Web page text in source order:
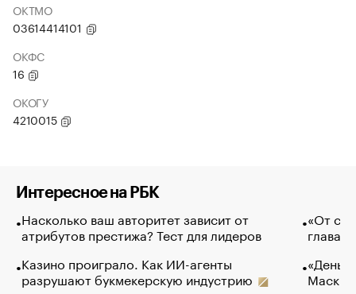
ОКТМО
03614414101
ОКФС
16
ОКОГУ
4210015
Интересное на РБК
Насколько ваш авторитет зависит от
атрибутов престижа? Тест для лидеров
Казино проиграло. Как ИИ-агенты
разрушают букмекерскую индустрию
«От
глава
Маск в